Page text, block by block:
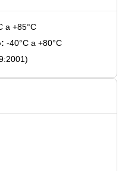
a +85°C
-40°C a +80°C